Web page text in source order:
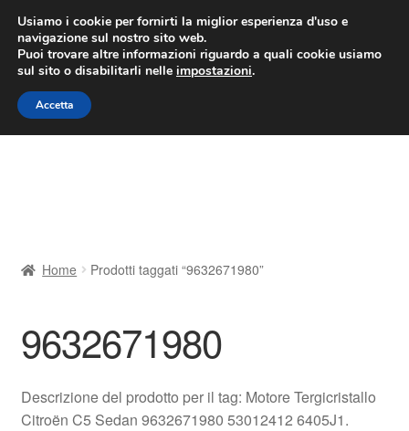
CONSEGNA da 7 EUR
Lun-Ven 9:00 - 16:00/800 580 290
Vai
alla
navigazione
Vai
al
contenuto
Contatto
Il mio account
Home Prodotti taggati “9632671980”
9632671980
Descrizione del prodotto per il tag: Motore Tergicristallo
Citroën C5 Sedan 9632671980 53012412 6405J1.
Usiamo i cookie per fornirti la miglior esperienza d'uso e
navigazione sul nostro sito web.
Puoi trovare altre informazioni riguardo a quali cookie usiamo
sul sito o disabilitarli nelle impostazioni.
Accetta